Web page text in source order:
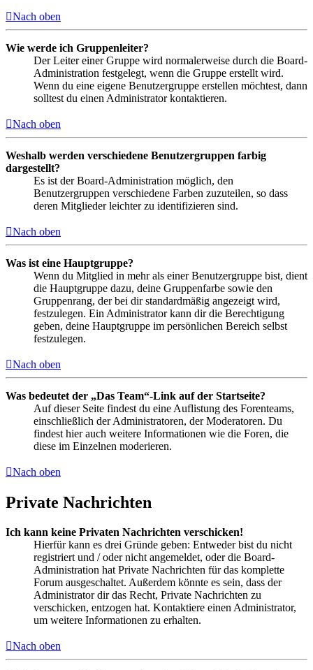
Nach oben
Wie werde ich Gruppenleiter?
Der Leiter einer Gruppe wird normalerweise durch die Board-
Administration festgelegt, wenn die Gruppe erstellt wird.
Wenn du eine eigene Benutzergruppe erstellen möchtest, dann
solltest du einen Administrator kontaktieren.
Nach oben
Weshalb werden verschiedene Benutzergruppen farbig
dargestellt?
Es ist der Board-Administration möglich, den
Benutzergruppen verschiedene Farben zuzuteilen, so dass
deren Mitglieder leichter zu identifizieren sind.
Nach oben
Was ist eine Hauptgruppe?
Wenn du Mitglied in mehr als einer Benutzergruppe bist, dient
die Hauptgruppe dazu, deine Gruppenfarbe sowie den
Gruppenrang, der bei dir standardmäßig angezeigt wird,
festzulegen. Ein Administrator kann dir die Berechtigung
geben, deine Hauptgruppe im persönlichen Bereich selbst
festzulegen.
Nach oben
Was bedeutet der „Das Team“-Link auf der Startseite?
Auf dieser Seite findest du eine Auflistung des Forenteams,
einschließlich der Administratoren, der Moderatoren. Du
findest hier auch weitere Informationen wie die Foren, die
diese im Einzelnen moderieren.
Nach oben
Private Nachrichten
Ich kann keine Privaten Nachrichten verschicken!
Hierfür kann es drei Gründe geben: Entweder bist du nicht
registriert und / oder nicht angemeldet, oder die Board-
Administration hat Private Nachrichten für das komplette
Forum ausgeschaltet. Außerdem könnte es sein, dass der
Administrator dir das Recht, Private Nachrichten zu
verschicken, entzogen hat. Kontaktiere einen Administrator,
um weitere Informationen zu erhalten.
Nach oben